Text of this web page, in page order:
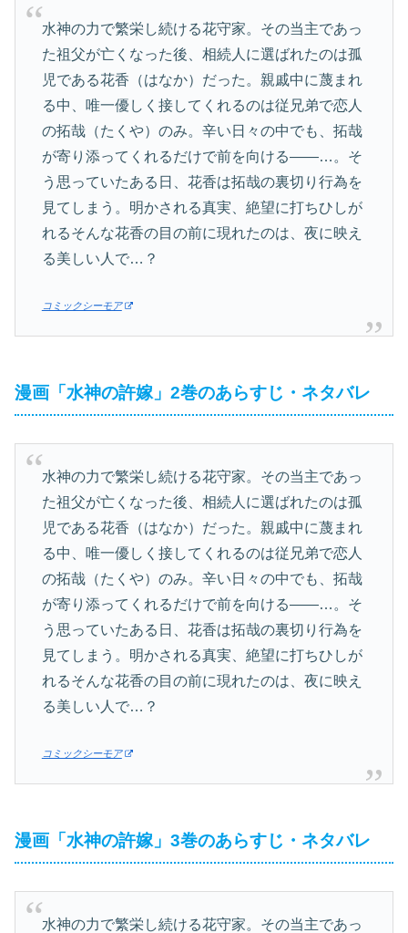
水神の力で繁栄し続ける花守家。その当主であっ
た祖父が亡くなった後、相続人に選ばれたのは孤
児である花香（はなか）だった。親戚中に蔑まれ
る中、唯一優しく接してくれるのは従兄弟で恋人
の拓哉（たくや）のみ。辛い日々の中でも、拓哉
が寄り添ってくれるだけで前を向ける――…。そ
う思っていたある日、花香は拓哉の裏切り行為を
見てしまう。明かされる真実、絶望に打ちひしが
れるそんな花香の目の前に現れたのは、夜に映え
る美しい人で…？
コミックシーモア
漫画「水神の許嫁」2巻のあらすじ・ネタバレ
水神の力で繁栄し続ける花守家。その当主であっ
た祖父が亡くなった後、相続人に選ばれたのは孤
児である花香（はなか）だった。親戚中に蔑まれ
る中、唯一優しく接してくれるのは従兄弟で恋人
の拓哉（たくや）のみ。辛い日々の中でも、拓哉
が寄り添ってくれるだけで前を向ける――…。そ
う思っていたある日、花香は拓哉の裏切り行為を
見てしまう。明かされる真実、絶望に打ちひしが
れるそんな花香の目の前に現れたのは、夜に映え
る美しい人で…？
コミックシーモア
漫画「水神の許嫁」3巻のあらすじ・ネタバレ
水神の力で繁栄し続ける花守家。その当主であっ